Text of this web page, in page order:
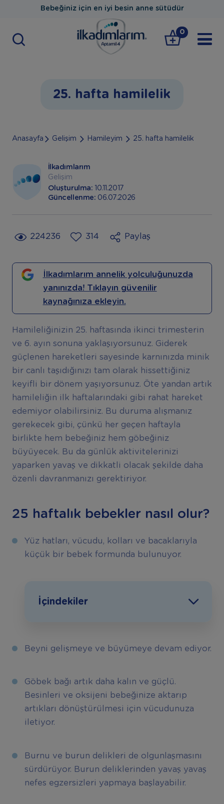
Bebeğiniz için en iyi besin anne sütüdür
0
25. hafta hamilelik
Anasayfa Gelişim Hamileyim 25. hafta hamilelik
İlkadımlarım
Gelişim
Oluşturulma:
10.11.2017
Güncellenme: 06.07.2026
224236 314 Paylaş
İlkadımlarım annelik yolculuğunuzda
yanınızda! Tıklayın güvenilir
kaynağınıza ekleyin.
Hamileliğinizin 25. haftasında ikinci trimesterin
ve 6. ayın sonuna yaklaşıyorsunuz. Giderek
güçlenen hareketleri sayesinde karnınızda minik
bir canlı taşıdığınızı tam olarak hissettiğiniz
keyifli bir dönem yaşıyorsunuz. Öte yandan artık
hamileliğin ilk haftalarındaki gibi rahat hareket
edemiyor olabilirsiniz. Bu duruma alışmanız
gerekecek gibi, çünkü her geçen haftayla
birlikte hem bebeğiniz hem göbeğiniz
büyüyecek. Bu da günlük aktivitelerinizi
yaparken yavaş ve dikkatli olacak şekilde daha
özenli davranmanızı gerektiriyor.
25 haftalık bebekler nasıl olur?
Yüz hatları, vücudu, kolları ve bacaklarıyla
küçük bir bebek formunda bulunuyor.
İçindekiler
Beyni gelişmeye ve büyümeye devam ediyor.
Göbek bağı artık daha kalın ve güçlü.
Besinleri ve oksijeni bebeğinize aktarıp
artıkları dönüştürülmesi için vücudunuza
iletiyor.
Burnu ve burun delikleri de olgunlaşmasını
sürdürüyor. Burun deliklerinden yavaş yavaş
nefes egzersizleri yapmaya başlayabilir.